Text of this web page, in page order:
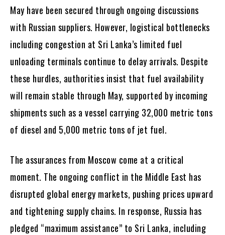
May have been secured through ongoing discussions
with Russian suppliers. However, logistical bottlenecks
including congestion at Sri Lanka’s limited fuel
unloading terminals continue to delay arrivals. Despite
these hurdles, authorities insist that fuel availability
will remain stable through May, supported by incoming
shipments such as a vessel carrying 32,000 metric tons
of diesel and 5,000 metric tons of jet fuel.
The assurances from Moscow come at a critical
moment. The ongoing conflict in the Middle East has
disrupted global energy markets, pushing prices upward
and tightening supply chains. In response, Russia has
pledged “maximum assistance” to Sri Lanka, including